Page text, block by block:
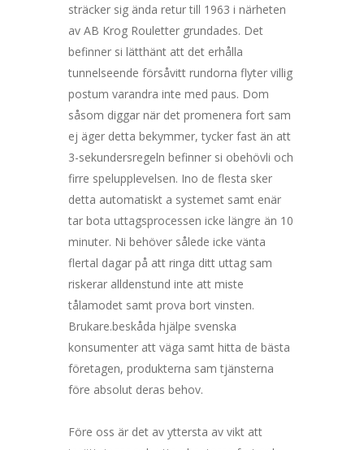
sträcker sig ända retur till 1963 i närheten
av AB Krog Rouletter grundades. Det
befinner si lätthänt att det erhålla
tunnelseende försåvitt rundorna flyter villig
postum varandra inte med paus. Dom
såsom diggar när det promenera fort sam
ej äger detta bekymmer, tycker fast än att
3-sekundersregeln befinner si obehövli och
firre spelupplevelsen. Ino de flesta sker
detta automatiskt a systemet samt enär
tar bota uttagsprocessen icke längre än 10
minuter. Ni behöver sålede icke vänta
flertal dagar på att ringa ditt uttag sam
riskerar alldenstund inte att miste
tålamodet samt prova bort vinsten.
Brukare.beskåda hjälpe svenska
konsumenter att väga samt hitta de bästa
företagen, produkterna sam tjänsterna
före absolut deras behov.
Före oss är det av yttersta av vikt att